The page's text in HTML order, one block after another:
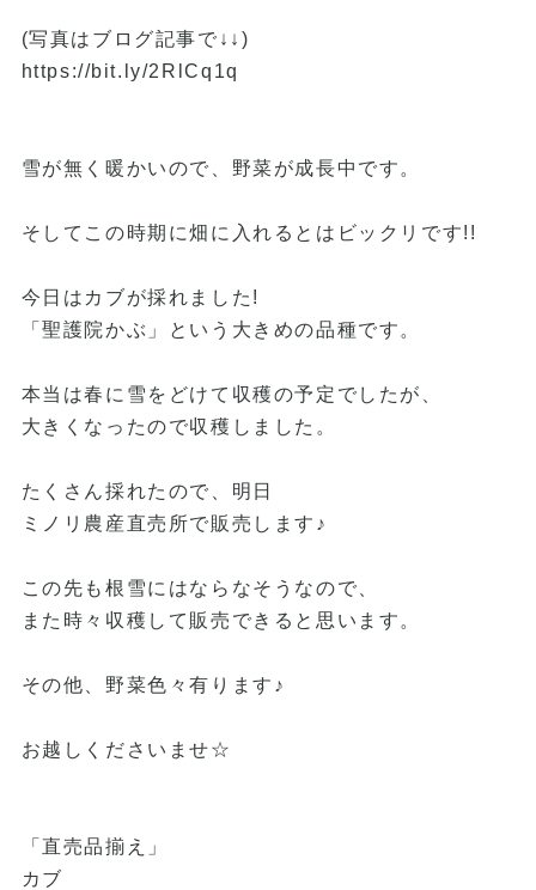
(写真はブログ記事で↓↓)
https://bit.ly/2RlCq1q
雪が無く暖かいので、野菜が成長中です。
そしてこの時期に畑に入れるとはビックリです!!
今日はカブが採れました!
「聖護院かぶ」という大きめの品種です。
本当は春に雪をどけて収穫の予定でしたが、
大きくなったので収穫しました。
たくさん採れたので、明日
ミノリ農産直売所で販売します♪
この先も根雪にはならなそうなので、
また時々収穫して販売できると思います。
その他、野菜色々有ります♪
お越しくださいませ☆
「直売品揃え」
カブ